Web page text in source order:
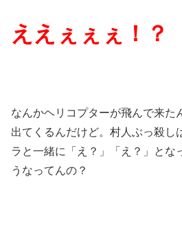
ええぇぇぇ！？
なんかヘリコプターが飛んで来た
出てくるんだけど。村人ぶっ殺し
ラと一緒に「え？」「え？」とな
うなってんの？